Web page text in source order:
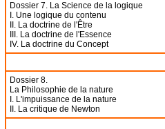
Dossier 7. La Science de la logique
I. Une logique du contenu
II. La doctrine de l'Être
III. La doctrine de l'Essence
IV. La doctrine du Concept
Dossier 8.
La Philosophie de la nature
I. L'impuissance de la nature
II. La critique de Newton